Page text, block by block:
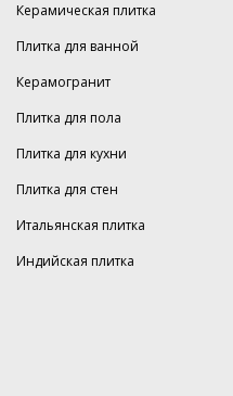
Керамическая плитка
Плитка для ванной
Керамогранит
Плитка для пола
Плитка для кухни
Плитка для стен
Итальянская плитка
Индийская плитка